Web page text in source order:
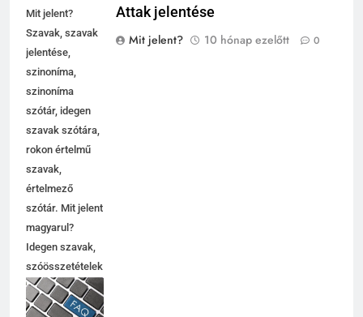
Mit jelent?
Szavak, szavak
jelentése,
szinoníma,
szinoníma
szótár, idegen
szavak szótára,
rokon értelmű
szavak,
értelmező
szótár. Mit jelent
magyarul?
Idegen szavak,
szóösszetételek
jelentése,
magyarázata,
Attak jelentése
Mit jelent?
10 hónap ezelőtt 0
5
6